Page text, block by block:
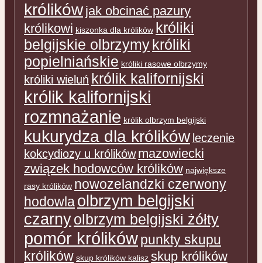
królików jak obcinać pazury
królikowi kiszonka dla królików króliki
belgijskie olbrzymykróliki
popielniańskie króliki rasowe olbrzymy
króliki wieluń królik kalifornijski
królik kalifornijski
rozmnażanie królik olbrzym belgijski
kukurydza dla królików leczenie
kokcydiozy u królików mazowiecki
związek hodowców królików największe
rasy królików nowozelandzki czerwony
hodowlaolbrzym belgijski
czarnyolbrzym belgijski żółty
pomór królikówpunkty skupu
królików skup królików kalisz skup królików